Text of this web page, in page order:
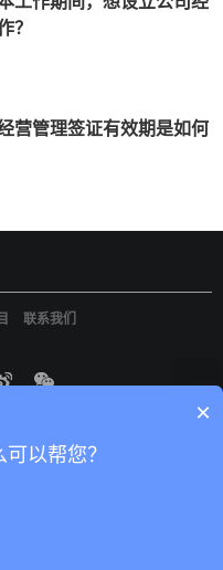
？
营管理签证有效期是如何
联系我们
×
以帮您？